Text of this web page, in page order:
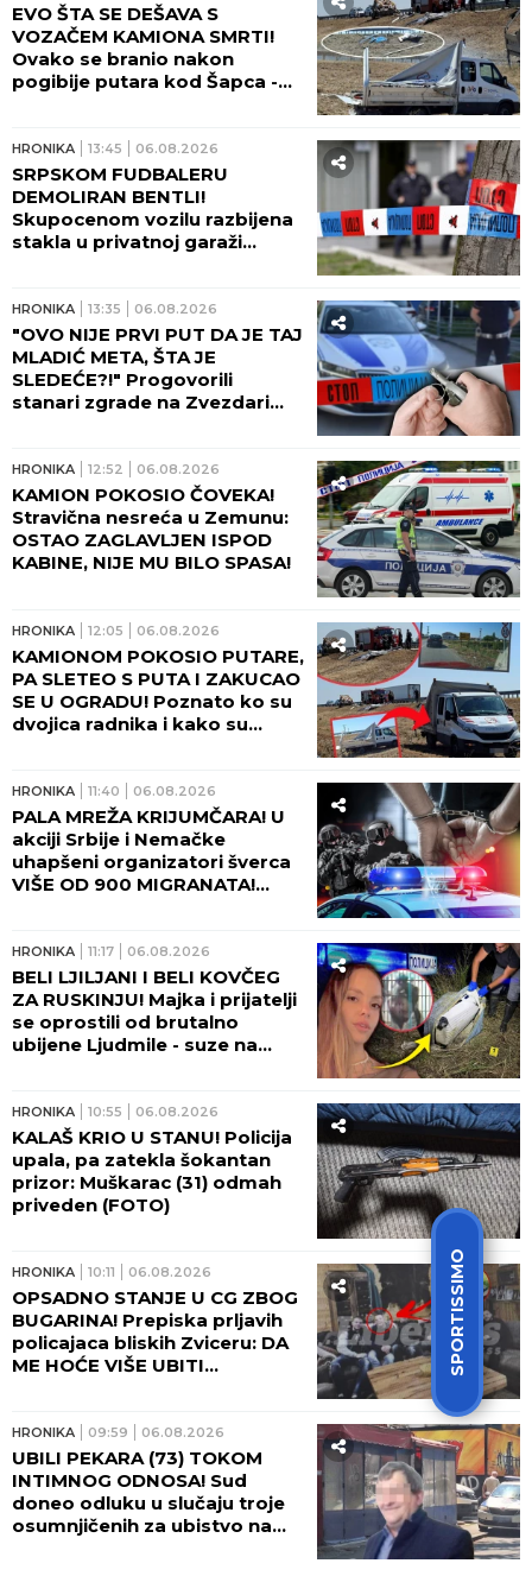
SPORTISSIMO
EVO ŠTA SE DEŠAVA S
VOZAČEM KAMIONA SMRTI!
Ovako se branio nakon
pogibije putara kod Šapca -
HRONIKA 13:45 06.08.2026
SRPSKOM FUDBALERU
DEMOLIRAN BENTLI!
Skupocenom vozilu razbijena
stakla u privatnoj garaži
HRONIKA 13:35 06.08.2026
"OVO NIJE PRVI PUT DA JE TAJ
MLADIĆ META, ŠTA JE
SLEDEĆE?!" Progovorili
stanari zgrade na Zvezdari
ZBOG OVOGA!
HRONIKA 12:52 06.08.2026
KAMION POKOSIO ČOVEKA!
Stravična nesreća u Zemunu:
OSTAO ZAGLAVLJEN ISPOD
KABINE, NIJE MU BILO SPASA!
HRONIKA 12:05 06.08.2026
KAMIONOM POKOSIO PUTARE,
PA SLETEO S PUTA I ZAKUCAO
SE U OGRADU! Poznato ko su
dvojica radnika i kako su
HRONIKA 11:40 06.08.2026
PALA MREŽA KRIJUMČARA! U
akciji Srbije i Nemačke
uhapšeni organizatori šverca
VIŠE OD 900 MIGRANATA!
funkcionisalo!
HRONIKA 11:17 06.08.2026
BELI LJILJANI I BELI KOVČEG
ZA RUSKINJU! Majka i prijatelji
se oprostili od brutalno
ubijene Ljudmile - suze na
HRONIKA 10:55 06.08.2026
KALAŠ KRIO U STANU! Policija
upala, pa zatekla šokantan
prizor: Muškarac (31) odmah
priveden (FOTO)
HRONIKA 10:11 06.08.2026
OPSADNO STANJE U CG ZBOG
BUGARINA! Prepiska prljavih
policajaca bliskih Zviceru: DA
ME HOĆE VIŠE UBITI...
HRONIKA 09:59 06.08.2026
UBILI PEKARA (73) TOKOM
INTIMNOG ODNOSA! Sud
doneo odluku u slučaju troje
osumnjičenih za ubistvo na